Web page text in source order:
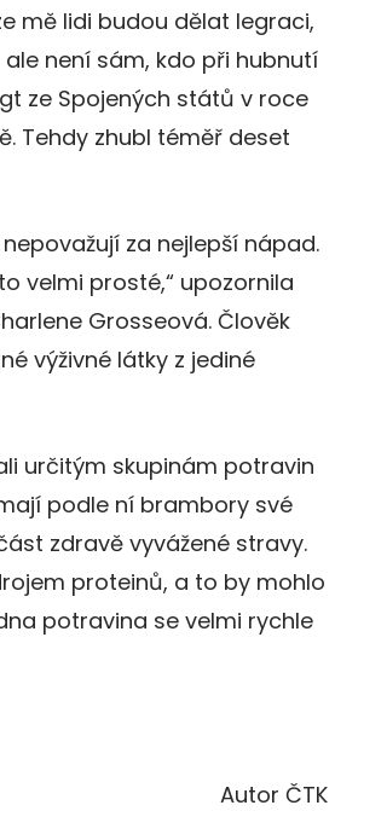
mě lidi budou dělat legraci,
není sám, kdo při hubnutí
ze Spojených států v roce
Tehdy zhubl téměř deset
za nejlepší nápad.
velmi prosté,“ upozornila
Grosseová. Člověk
výživné látky z jediné
určitým skupinám potravin
podle ní brambory své
zdravě vyvážené stravy.
proteinů, a to by mohlo
potravina se velmi rychle
Autor ČTK